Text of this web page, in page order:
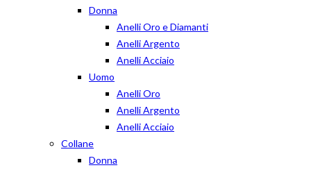
Donna
Anelli Oro e Diamanti
Anelli Argento
Anelli Acciaio
Uomo
Anelli Oro
Anelli Argento
Anelli Acciaio
Collane
Donna